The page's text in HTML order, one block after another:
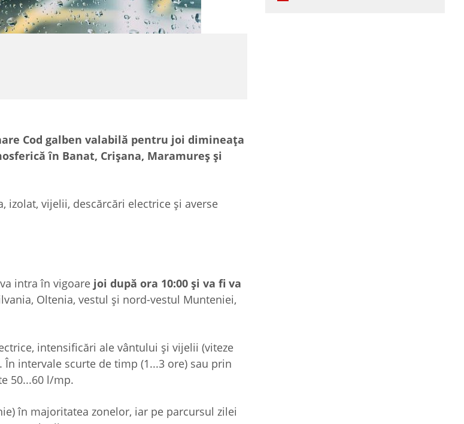
Cod galben valabilă pentru joi dimineața
în Banat, Crișana, Maramureș și
izolat, vijelii, descărcări electrice și averse
va intra în vigoare joi după ora 10:00 și va fi va
Oltenia, vestul și nord-vestul Munteniei,
intensificări ale vântului și vijelii (viteze
intervale scurte de timp (1...3 ore) sau prin
50...60 l/mp.
în majoritatea zonelor, iar pe parcursul zilei